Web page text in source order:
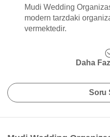
Mudi Wedding
modern tarzdaki
vermektedir.
Daha
Soru